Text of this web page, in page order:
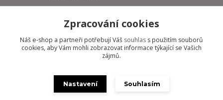
Copyright @ FREESTYLE-DANCE.CZ 2012-2024 - Všechny práva
Zpracování cookies
Náš e-shop a partneři potřebují Váš souhlas s použitím souborů
cookies, aby Vám mohli zobrazovat informace týkající se Vašich
zájmů.
Nastavení Souhlasím